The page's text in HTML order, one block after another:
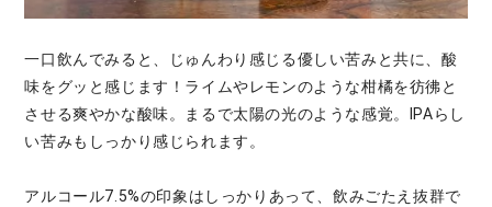
一口飲んでみると、じゅんわり感じる優しい苦みと共に、酸
味をグッと感じます！ライムやレモンのような柑橘を彷彿と
させる爽やかな酸味。まるで太陽の光のような感覚。IPAらし
い苦みもしっかり感じられます。
アルコール7.5%の印象はしっかりあって、飲みごたえ抜群で